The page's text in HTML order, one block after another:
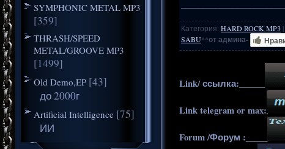
SYMPHONIC METAL MP3
[359]
THRASH/SPEED
METAL/GROOVE MP3
[1499]
Old Demo,EP [43]
до 2000г
Artificial Intelligence [75]
ИИ
Категория: HARD ROCK MP3 |
SABU**от админа-
Link/ ссылка:______
Link telegram or max:
Forum /Форум :_____